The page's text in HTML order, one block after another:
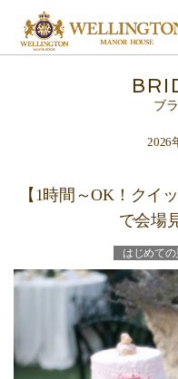
ブ
2026
【1時間～OK！クイ
で会場
はじめて